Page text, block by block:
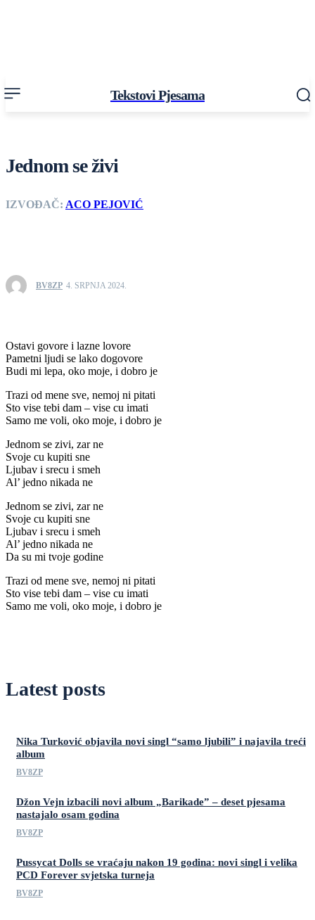
Tekstovi Pjesama
Jednom se živi
IZVOĐAČ: ACO PEJOVIĆ
BV8ZP 4. SRPNJA 2024.
Ostavi govore i lazne lovore
Pametni ljudi se lako dogovore
Budi mi lepa, oko moje, i dobro je
Trazi od mene sve, nemoj ni pitati
Sto vise tebi dam – vise cu imati
Samo me voli, oko moje, i dobro je
Jednom se zivi, zar ne
Svoje cu kupiti sne
Ljubav i srecu i smeh
Al’ jedno nikada ne
Jednom se zivi, zar ne
Svoje cu kupiti sne
Ljubav i srecu i smeh
Al’ jedno nikada ne
Da su mi tvoje godine
Trazi od mene sve, nemoj ni pitati
Sto vise tebi dam – vise cu imati
Samo me voli, oko moje, i dobro je
Latest posts
Nika Turković objavila novi singl “samo ljubili” i najavila treći
album
BV8ZP
Džon Vejn izbacili novi album „Barikade” – deset pjesama
nastajalo osam godina
BV8ZP
Pussycat Dolls se vraćaju nakon 19 godina: novi singl i velika
PCD Forever svjetska turneja
BV8ZP